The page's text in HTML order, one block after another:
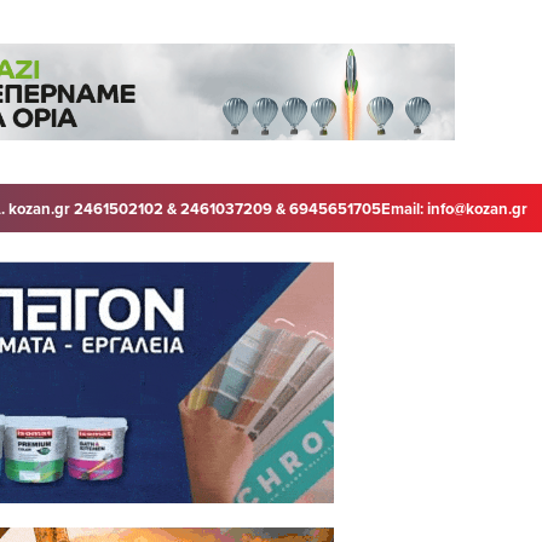
kozan.gr 2461502102 & 2461037209 & 6945651705Email:info@kozan.gr